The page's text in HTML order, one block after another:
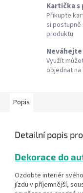
Kartička s
Přikupte
si postupně
produktu
Využít
objednat
Popis
Detailní popis
Dekorace do
Ozdobte interiér
jízdu v příjemnější,